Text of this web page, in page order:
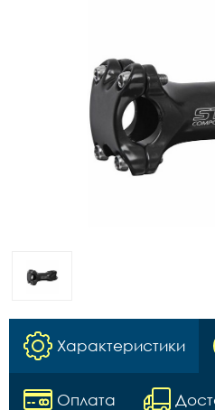
Характеристики
Оплата